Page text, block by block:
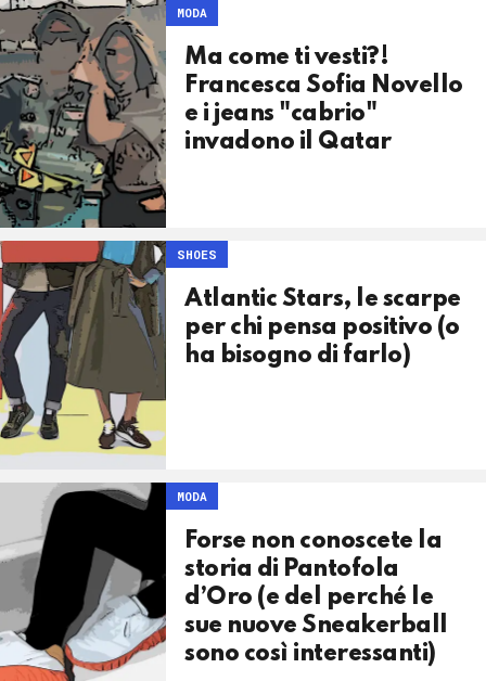
MODA
Ma come ti vesti?!
Francesca Sofia Novello
e i jeans "cabrio"
invadono il Qatar
SHOES
Atlantic Stars, le scarpe
per chi pensa positivo (o
ha bisogno di farlo)
MODA
Forse non conoscete la
storia di Pantofola
d’Oro (e del perché le
sue nuove Sneakerball
sono così interessanti)